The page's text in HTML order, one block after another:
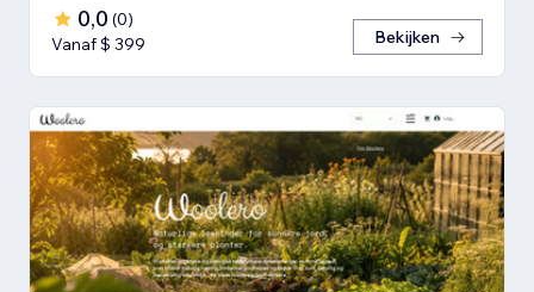
0,0 (0)
Vanaf $ 399
Bekijken